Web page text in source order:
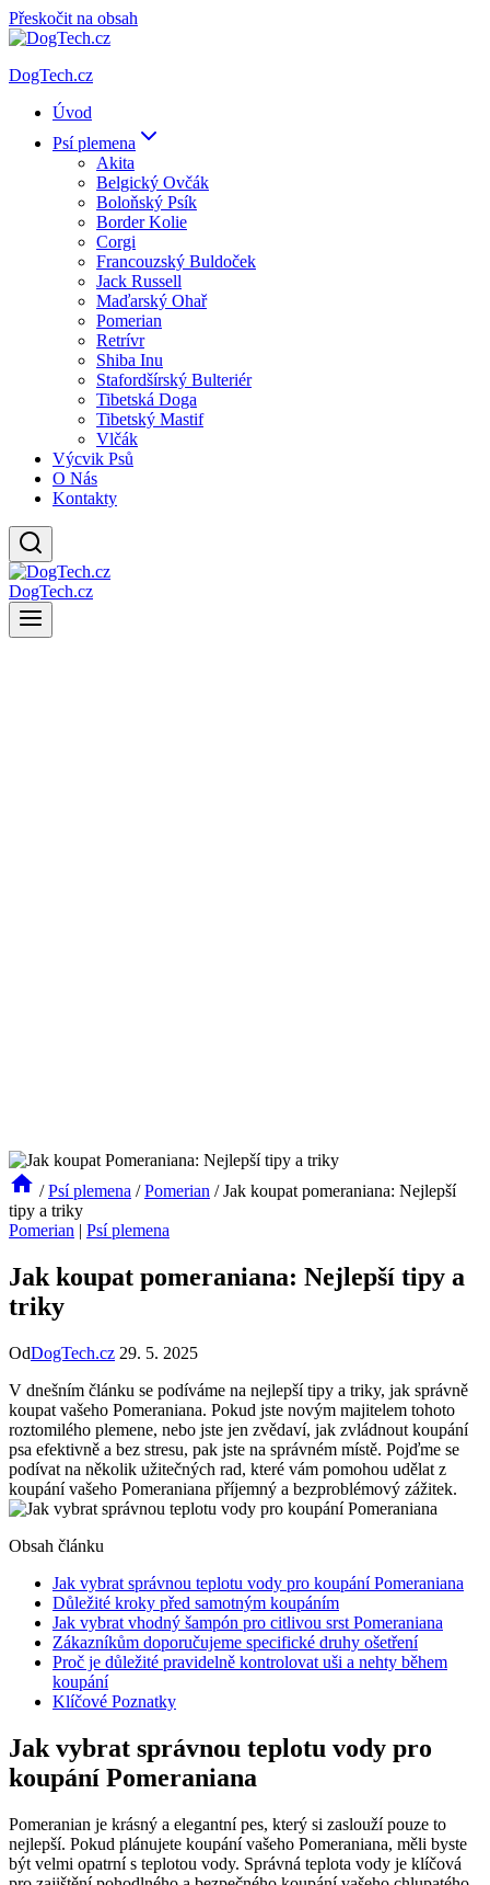
Přeskočit na obsah
DogTech.cz
Úvod
Psí plemena
Akita
Belgický Ovčák
Boloňský Psík
Border Kolie
Corgi
Francouzský Buldoček
Jack Russell
Maďarský Ohař
Pomerian
Retrívr
Shiba Inu
Stafordšírský Bulteriér
Tibetská Doga
Tibetský Mastif
Vlčák
Výcvik Psů
O Nás
Kontakty
DogTech.cz
/ Psí plemena / Pomerian / Jak koupat pomeraniana: Nejlepší
tipy a triky
Pomerian | Psí plemena
Jak koupat pomeraniana: Nejlepší tipy a
triky
OdDogTech.cz 29. 5. 2025
V dnešním článku se‌ podíváme na nejlepší tipy a triky, jak správně
koupat vašeho Pomeraniana. Pokud⁢ jste ​novým majitelem tohoto
roztomilého‍ plemene, nebo ‌jste jen⁣ zvědaví, jak zvládnout koupání
⁣psa efektivně a bez stresu, ⁤pak jste na‍ správném místě. Pojďme se
podívat⁣ na několik užitečných rad, které ‍vám pomohou udělat z
koupání vašeho Pomeraniana příjemný a bezproblémový zážitek.
Obsah článku
Jak vybrat správnou teplotu​ vody pro koupání​ Pomeraniana
Důležité kroky před samotným ⁤koupáním
Jak vybrat vhodný šampón ⁤pro ‌citlivou srst Pomeraniana
Zákazníkům⁢ doporučujeme specifické druhy ošetření
Proč‌ je důležité pravidelně‍ kontrolovat ‍uši a⁣ nehty během
‍koupání
Klíčové‍ Poznatky
Jak vybrat správnou teplotu​ vody pro
koupání​ Pomeraniana
Pomeranian je ‍krásný a ⁢elegantní‌ pes,⁢ který si zaslouží ⁢pouze ​to
nejlepší. Pokud plánujete koupání vašeho⁤ Pomeraniana, měli byste
⁢být velmi ⁢opatrní s teplotou vody. ​Správná teplota vody ‍je klíčová